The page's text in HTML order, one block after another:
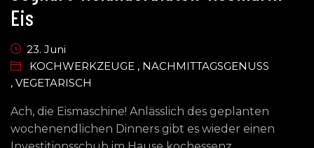
Eis
23. Juni
KOCHWERKZEUGE , NACHMITTAGSGENUSS
, VEGETARISCH
Ach, die Eismaschine! Anlässlich des geplanten
wochenendlichen Dinners gibt es wieder einen